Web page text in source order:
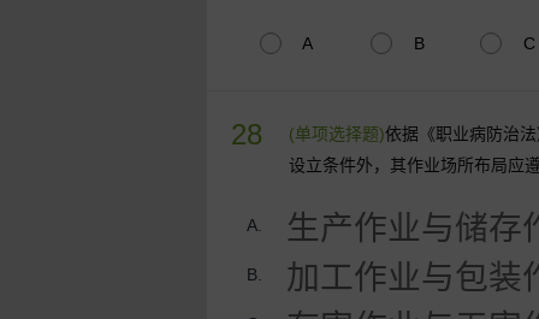
A B C
28 (单项选择题)依据《职业病防治
设立条件外，其作业场所布局应
A. 生产作业与储存
B. 加工作业与包装